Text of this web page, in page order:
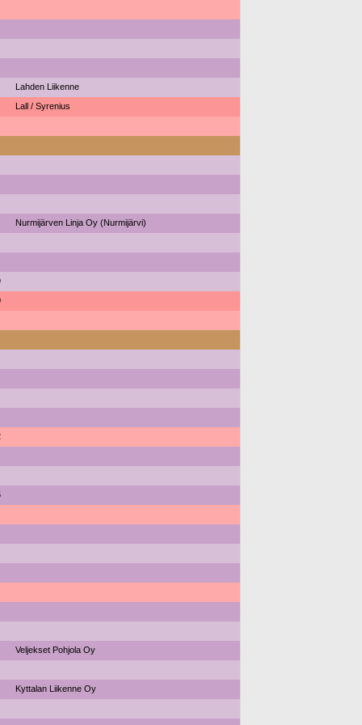
Lahden Liikenne
Lall / Syrenius
Nurmijärven Linja Oy (Nurmijärvi)
Veljekset Pohjola Oy
Kyttalan Liikenne Oy